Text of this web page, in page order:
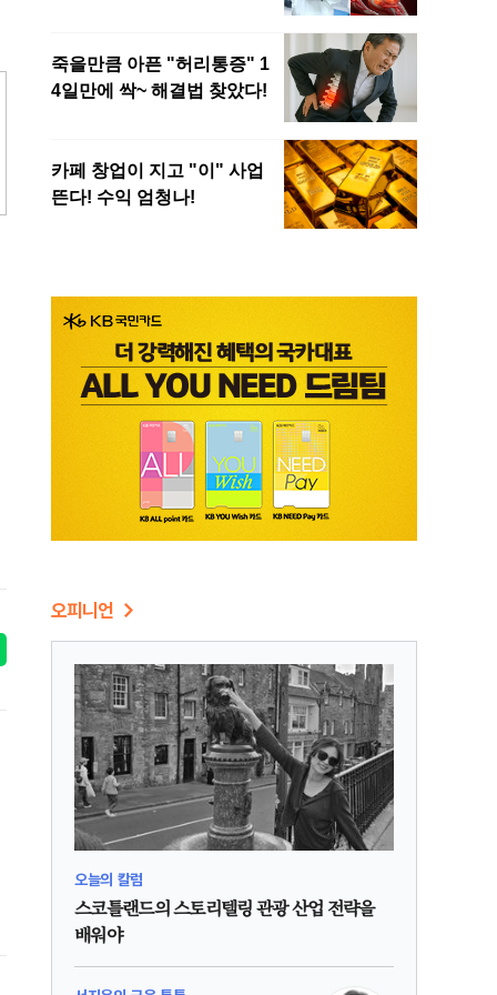
오피니언
오늘의 칼럼
스코틀랜드의 스토리텔링 관광 산업 전략을
배워야